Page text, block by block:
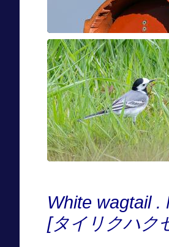
White wagtail .
[タイリクハク